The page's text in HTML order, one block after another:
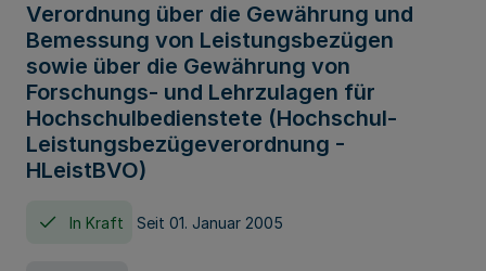
Verordnung über die Gewährung und
Bemessung von Leistungsbezügen
sowie über die Gewährung von
Forschungs- und Lehrzulagen für
Hochschulbedienstete (Hochschul-
Leistungsbezügeverordnung -
HLeistBVO)
In Kraft Seit 01. Januar 2005